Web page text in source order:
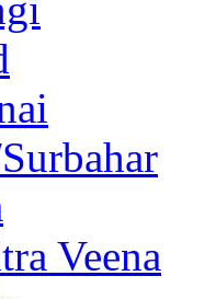
Veena